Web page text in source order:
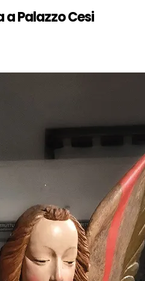
Palazzo Cesi